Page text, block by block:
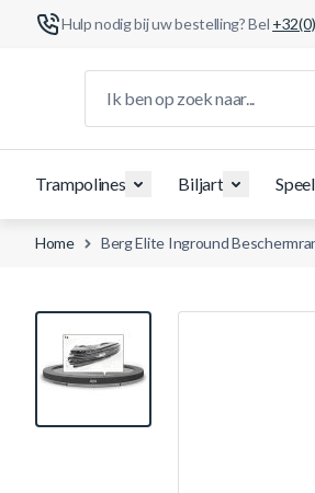
Hulp nodig bij uw bestelling? Bel
Trampolines Biljart
Home Berg Elite Inground
View larger image